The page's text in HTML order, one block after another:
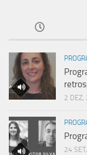
2 DEZ,
24